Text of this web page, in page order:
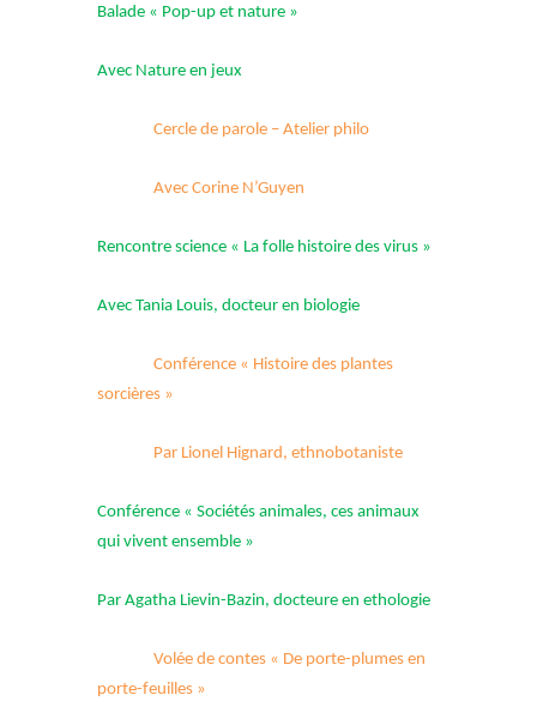
Balade « Pop-up et nature »
Avec Nature en jeux
Cercle de parole – Atelier philo
Avec Corine N’Guyen
Rencontre science « La folle histoire des virus »
Avec Tania Louis, docteur en biologie
Conférence « Histoire des plantes
sorcières »
Par Lionel Hignard, ethnobotaniste
Conférence « Sociétés animales, ces animaux
qui vivent ensemble »
Par Agatha Lievin-Bazin, docteure en ethologie
Volée de contes « De porte-plumes en
porte-feuilles »